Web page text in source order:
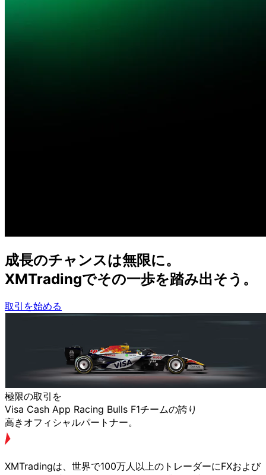
成長のチャンスは無限に。
XMTradingでその一歩を踏み出そう。
取引を始める
極限の取引を
Visa Cash App Racing Bulls F1チームの誇り
高きオフィシャルパートナー。
XMTradingは、 世界で100万人以上の トレーダーにFXおよび